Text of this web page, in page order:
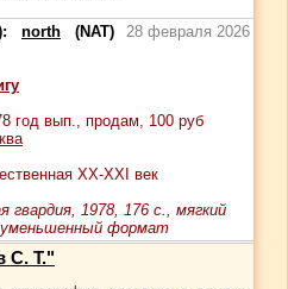
north (NAT) 28 февраля 2026
год вып., продам, 100 руб
ХХ-ХХI век
гвардия, 1978, 176 с., мягкий
формат
С. Т."